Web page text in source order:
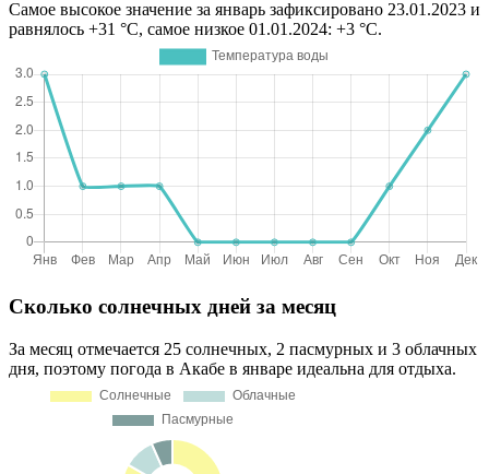
Самое высокое значение за январь зафиксировано 23.01.2023 и
равнялось +31 °C, самое низкое 01.01.2024: +3 °C.
Сколько солнечных дней за месяц
За месяц отмечается 25 солнечных, 2 пасмурных и 3 облачных
дня, поэтому погода в Акабе в январе идеальна для отдыха.